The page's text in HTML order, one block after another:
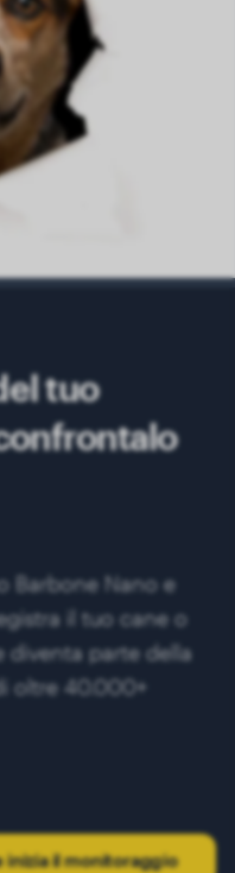
tuo
Barbone Nano e
il tuo cane o
diventa parte della
oltre 40.000+
il monitoraggio